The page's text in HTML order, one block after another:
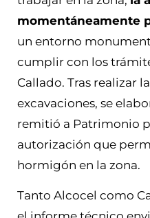
momentáneamente
un entorno
cumplir con los
Callado. Tras realizar
excavaciones, se
remitió a Patrimonio
autorización que
hormigón en la zona.
Tanto Alcocel como